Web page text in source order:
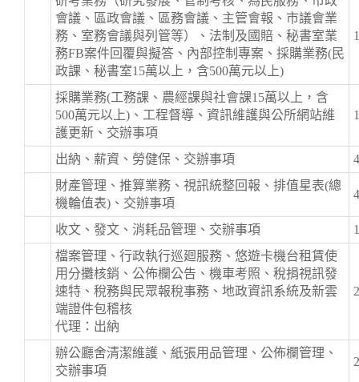
會議、區政會議、區務會議、主管會報、市議會業
務、室務會議與列管等）、法制及國賠、秘書室業
務FB案件回覆與擬答、內部控制專案、採購業務(民
政課、秘書室15萬以上，含500萬元以上)
採購業務(工務課、農經課與社會課15萬以上，含
500萬元以上)、工程督導、資訊維護與公所網站維
護更新、交辦事項
出納、薪資、勞健保、交辦事項
財產管理、推算業務、視訊統整回報、排值星表(總
機輪值表)、交辦事項
收文、發文、消耗品管理、交辦事項
檔案管理、行政執行巡廻服務、悠遊卡機台租賃使
用分攤核銷、公佈欄公告、機車考照、稅捐視訊發
速特、稅務與民眾報稅事務、地政資訊系統及新雲
端證件包稽核
代理：出納
辦公廳舍清潔維護、紙張用品管理、公佈欄管理、
交辦事項